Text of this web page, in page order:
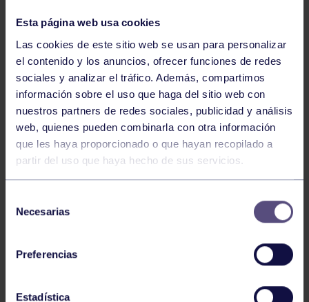
Esta página web usa cookies
Las cookies de este sitio web se usan para personalizar
el contenido y los anuncios, ofrecer funciones de redes
sociales y analizar el tráfico. Además, compartimos
información sobre el uso que haga del sitio web con
nuestros partners de redes sociales, publicidad y análisis
web, quienes pueden combinarla con otra información
que les haya proporcionado o que hayan recopilado a
partir del uso que haya hecho de sus servicios.
Necesarias
Preferencias
Estadística
Pádel 29 Jul 2026
EL PÁDEL GRUPISTA SUMA ÉXITOS